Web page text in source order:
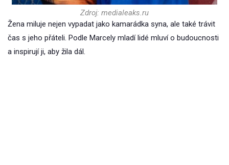
Zdroj: medialeaks.ru
Žena miluje nejen vypadat jako kamarádka syna, ale také trávit
čas s jeho přáteli. Podle Marcely mladí lidé mluví o budoucnosti
a inspirují ji, aby žila dál.